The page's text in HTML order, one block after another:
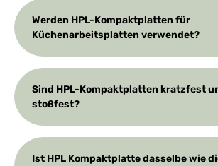
Werden HPL-Kompaktplatten für
Küchenarbeitsplatten verwendet?
Sind HPL-Kompaktplatten kratzfest
stoßfest?
Ist HPL Kompaktplatte dasselbe wie